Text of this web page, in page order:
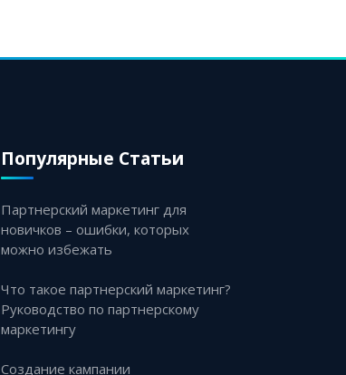
Популярные Статьи
Партнерский маркетинг для
новичков – ошибки, которых
можно избежать
Что такое партнерский маркетинг?
Руководство по партнерскому
маркетингу
Создание кампании